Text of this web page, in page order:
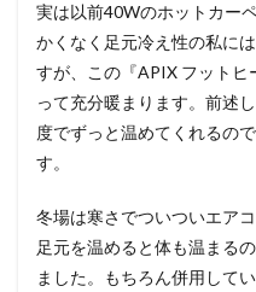
実は以前40Wのホットカー
かくなく足元冷え性の私に
すが、この『APIX フット
って充分暖まります。前述
度でずっと温めてくれるの
す。
冬場は寒さでついついエア
足元を温めると体も温まる
ました。もちろん併用して